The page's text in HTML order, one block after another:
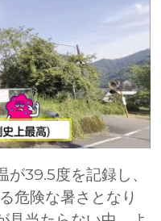
が39.5度を記録し、
危険な暑さとなり